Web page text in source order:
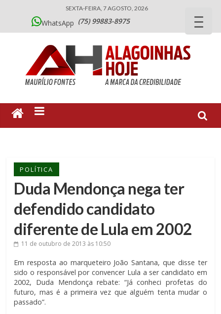
SEXTA-FEIRA, 7 AGOSTO, 2026
WhatsApp (75) 99883-8975
POLÍTICA
Duda Mendonça nega ter
defendido candidato
diferente de Lula em 2002
11 de outubro de 2013 às 10:50
Em resposta ao marqueteiro João Santana, que disse ter
sido o responsável por convencer Lula a ser candidato em
2002, Duda Mendonça rebate: “Já conheci profetas do
futuro, mas é a primeira vez que alguém tenta mudar o
passado”.